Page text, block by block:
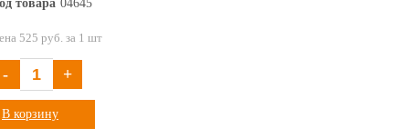
товара 04645
525 руб. за 1 шт
- +
В корзину